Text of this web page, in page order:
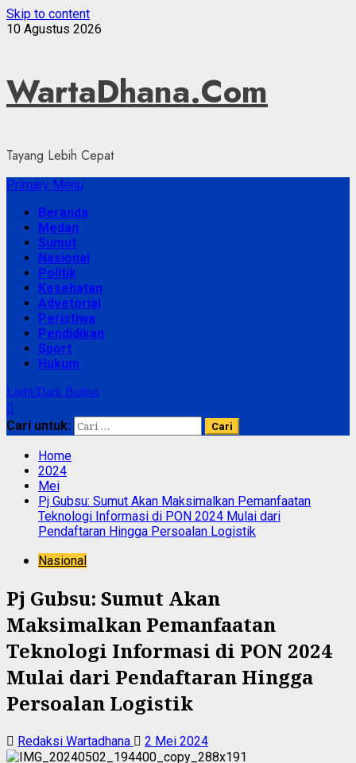
Skip to content
10 Agustus 2026
WartaDhana.Com
Tayang Lebih Cepat
Primary Menu
Beranda
Medan
Sumut
Nasional
Politik
Kesehatan
Advetorial
Peristiwa
Pendidikan
Sport
Hukum
Light/Dark Button
Cari untuk:
Home
2024
Mei
Pj Gubsu: Sumut Akan Maksimalkan Pemanfaatan
Teknologi Informasi di PON 2024 Mulai dari
Pendaftaran Hingga Persoalan Logistik
Nasional
Pj Gubsu: Sumut Akan
Maksimalkan Pemanfaatan
Teknologi Informasi di PON 2024
Mulai dari Pendaftaran Hingga
Persoalan Logistik
Redaksi Wartadhana 2 Mei 2024